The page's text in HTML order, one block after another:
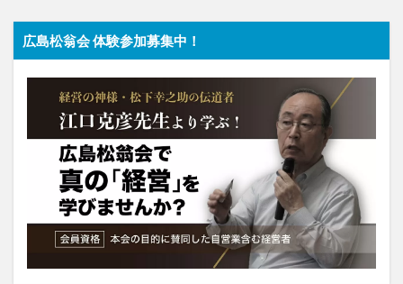
広島松翁会 体験参加募集中！